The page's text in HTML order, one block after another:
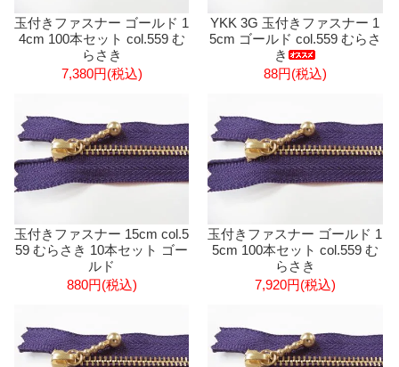
玉付きファスナー ゴールド 1
4cm 100本セット col.559 む
らさき
7,380円(税込)
YKK 3G 玉付きファスナー 1
5cm ゴールド col.559 むらさ
き
88円(税込)
玉付きファスナー 15cm col.5
59 むらさき 10本セット ゴー
ルド
880円(税込)
玉付きファスナー ゴールド 1
5cm 100本セット col.559 む
らさき
7,920円(税込)